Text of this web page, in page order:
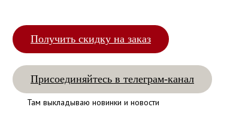
Получить скидку на заказ
Присоединяйтесь в телеграм-канал
Там выкладываю новинки и новости